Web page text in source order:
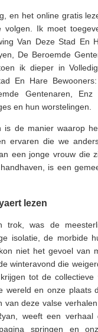
en het online gratis
Ik moet
Van Deze Stad En
De Beroemde
ik dieper in
En Hare
Gentenaren,
en hun worstelingen.
is de manier waarop
ervaren die we
een jonge vrouw die
is een
lezen
was de
isolatie, de morbide
niet het gevoel van
winteravond die
tot de
wereld en onze plaats
van deze valse
weeft een
springen en